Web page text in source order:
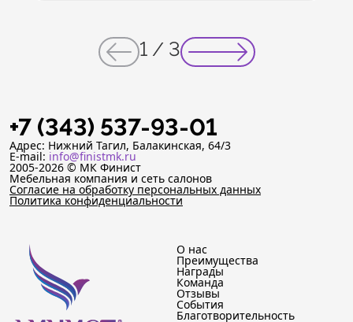
1/ 3
+7 (343) 537-93-01
Адрес: Нижний Тагил, Балакинская, 64/3
E-mail: info@finistmk.ru
2005-2026 © МК Финист
Мебельная компания и сеть салонов
Согласие на обработку персональных данных
Политика конфиденциальности
О нас
Преимущества
Награды
Команда
Отзывы
События
Благотворительность